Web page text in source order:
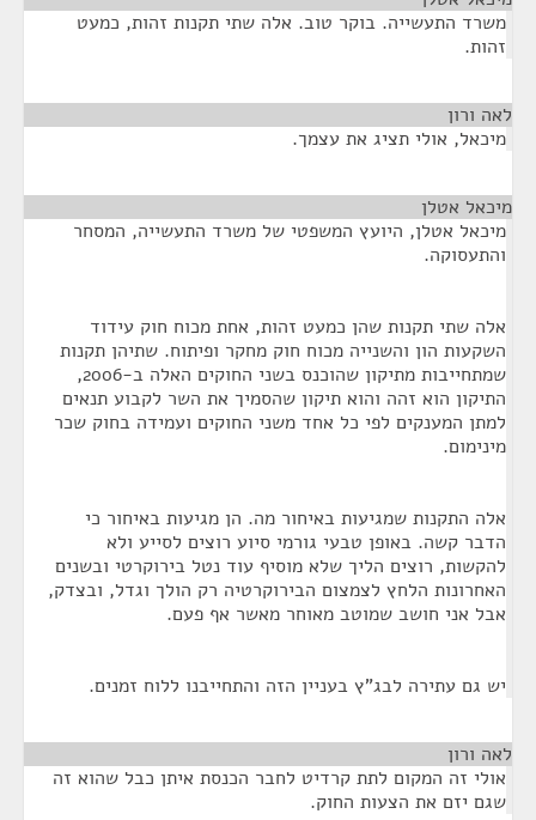
משרד התעשייה. בוקר טוב. אלה שתי תקנות זהות, כמעט
זהות.
לאה ורון
מיכאל, אולי תציג את עצמך.
מיכאל אטלן
מיכאל אטלן, היועץ המשפטי של משרד התעשייה, המסחר
והתעסוקה.
אלה שתי תקנות שהן כמעט זהות, אחת מכוח חוק עידוד
השקעות הון והשנייה מכוח חוק מחקר ופיתוח. שתיהן תקנות
שמתחייבות מתיקון שהוכנס בשני החוקים האלה ב-2006,
התיקון הוא זהה והוא תיקון שהסמיך את השר לקבוע תנאים
למתן המענקים לפי כל אחד משני החוקים ועמידה בחוק שכר
מינימום.
אלה התקנות שמגיעות באיחור מה. הן מגיעות באיחור כי
הדבר קשה. באופן טבעי גורמי סיוע רוצים לסייע ולא
להקשות, רוצים הליך שלא מוסיף עוד נטל בירוקרטי ובשנים
האחרונות הלחץ לצמצום הבירוקרטיה רק הולך וגדל, ובצדק,
אבל אני חושב שמוטב מאוחר מאשר אף פעם.
יש גם עתירה לבג"ץ בעניין הזה והתחייבנו ללוח זמנים.
לאה ורון
אולי זה המקום לתת קרדיט לחבר הכנסת איתן כבל שהוא זה
שגם יזם את הצעות החוק.